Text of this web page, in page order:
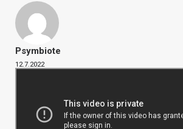
Psymbiote
12.7.2022